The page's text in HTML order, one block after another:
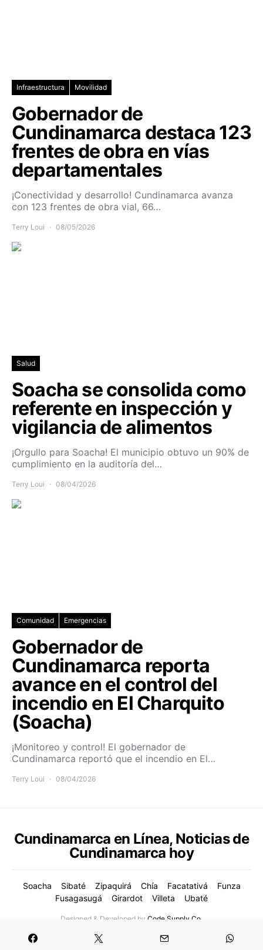
Infraestructura Movilidad
Gobernador de
Cundinamarca destaca 123
frentes de obra en vías
departamentales
¡Conectividad y desarrollo! Cundinamarca avanza
con 123 frentes de obra vial, 66…
Terry Loui 08/05/2026
Salud
Soacha se consolida como
referente en inspección y
vigilancia de alimentos
¡Orgullo para Soacha! El municipio obtuvo un 90% de
cumplimiento en la auditoría del…
Terry Loui 08/04/2026
Comunidad Emergencias
Gobernador de
Cundinamarca reporta
avance en el control del
incendio en El Charquito
(Soacha)
¡Monitoreo y control! El gobernador de
Cundinamarca reportó que el incendio en El…
Terry Loui 08/04/2026
Cundinamarca en Línea, Noticias de
Cundinamarca hoy
Soacha Sibaté Zipaquirá Chía Facatativá
Funza
Fusagasugá
Girardot Villeta Ubaté
Designed & Developed by Code Supply Co.